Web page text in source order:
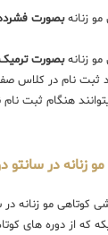
زنانهبصورت
زنانهبصورت
نام در کلاس
هنگام ثبت
در سانتو
کوتاهی مو زنانه در
که از دوره های